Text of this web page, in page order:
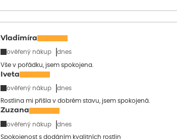
Vladimíra
ověřený nákup dnes
Vše v pořádku, jsem spokojena.
Iveta
ověřený nákup dnes
Rostlina mi přišla v dobrém stavu, jsem spokojená.
Zuzana
ověřený nákup dnes
Spokojenost s dodáním kvalitních rostlin